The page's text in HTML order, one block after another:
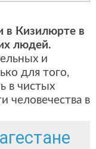
в Кизилюрте в
людей.
и
для того,
в чистых
человечества в